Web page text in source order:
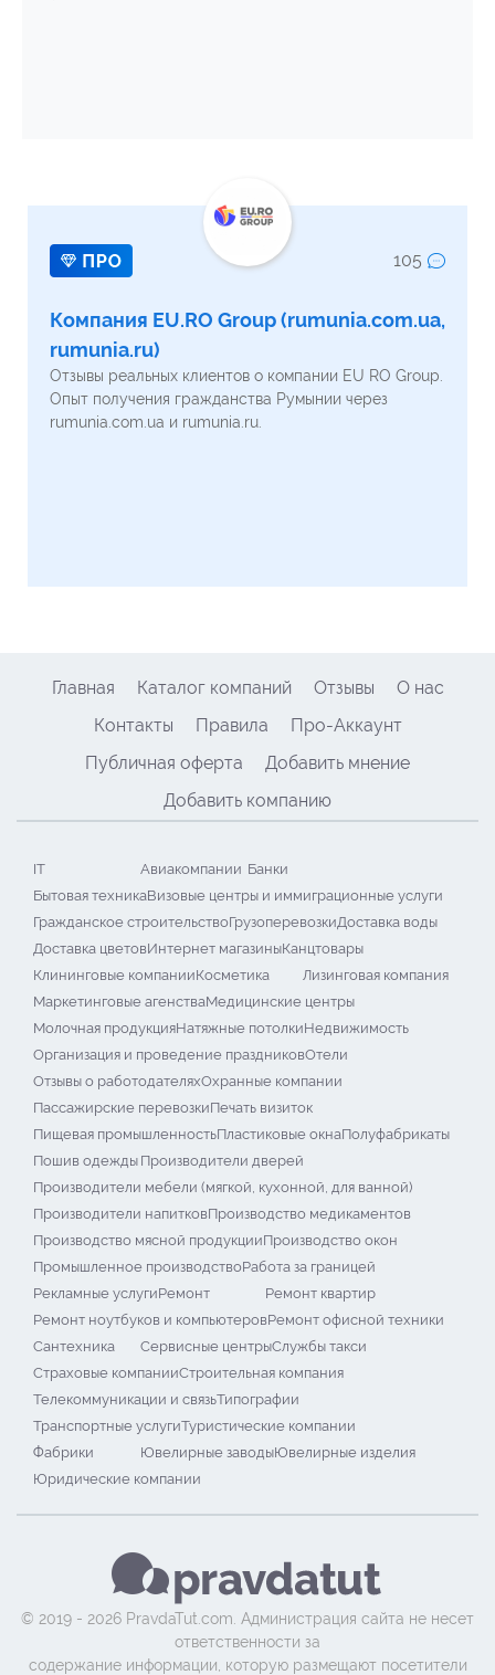
105
Компания EU.RO Group (rumunia.com.ua,
rumunia.ru)
Отзывы реальных клиентов о компании EU RO Group.
Опыт получения гражданства Румынии через
rumunia.com.ua и rumunia.ru.
Главная Каталог компаний Отзывы
О нас
Контакты
Правила
Про-Аккаунт
Публичная оферта
Добавить мнение
Добавить компанию
IT Авиакомпании Банки
Бытовая техникаВизовые центры и иммиграционные услуги
Гражданское строительствоГрузоперевозкиДоставка воды
Доставка цветовИнтернет магазиныКанцтовары
Клининговые компанииКосметика
Лизинговая компания
Маркетинговые агенстваМедицинские центры
Молочная продукцияНатяжные потолкиНедвижимость
Организация и проведение праздниковОтели
Отзывы о работодателяхОхранные компании
Пассажирские перевозкиПечать визиток
Пищевая промышленностьПластиковые окнаПолуфабрикаты
Пошив одежды Производители дверей
Производители мебели (мягкой, кухонной, для ванной)
Производители напитковПроизводство медикаментов
Производство мясной продукцииПроизводство окон
Промышленное производствоРабота за границей
Рекламные услугиРемонт
Ремонт квартир
Ремонт ноутбуков и компьютеровРемонт офисной техники
Сантехника
Сервисные центрыСлужбы такси
Страховые компанииСтроительная компания
Телекоммуникации и связьТипографии
Транспортные услугиТуристические компании
Фабрики
Ювелирные заводыЮвелирные изделия
Юридические компании
© 2019 - 2026 PravdaTut.com. Администрация сайта не несет
ответственности за
содержание информации, которую размещают посетители